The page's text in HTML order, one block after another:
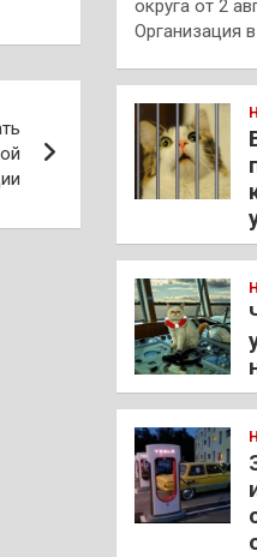
округа от 2
Организация